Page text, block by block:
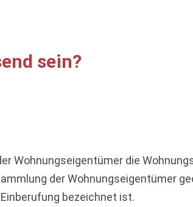
sein?
Wohnungseigentümer die
der Wohnungseigentümer
bezeichnet ist.